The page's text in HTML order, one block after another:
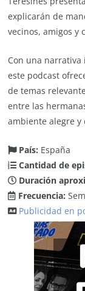
explicarán de
vecinos, amigos y
Con una narrativa
este podcast
de temas
entre las
ambiente alegre y
País: España
Cantidad de
Duración
Frecuencia:
Publicidad en